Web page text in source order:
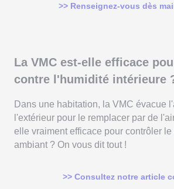
>> Renseignez-vous dès
La VMC est-elle efficace
contre l'humidité intérieure
Dans une habitation, la VMC évacue
l'extérieur pour le remplacer par de
elle vraiment efficace pour contrôler
ambiant ? On vous dit tout !
>> Consultez notre article